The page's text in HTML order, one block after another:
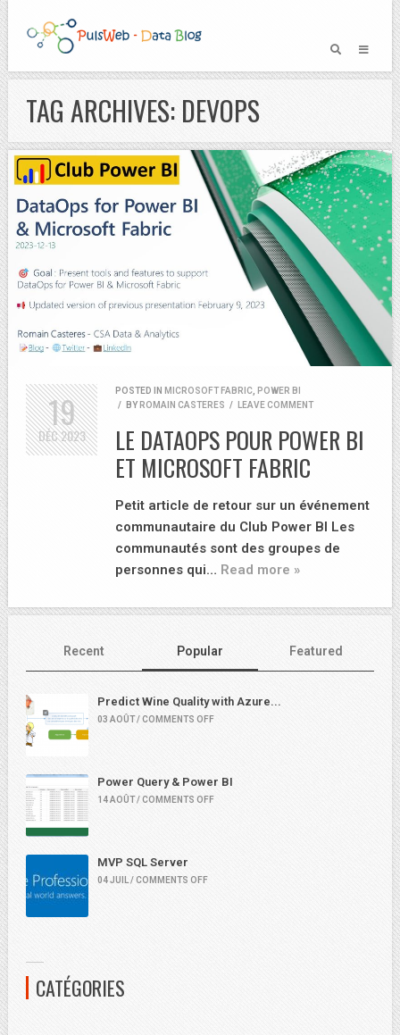
TAG ARCHIVES: DEVOPS
POSTED IN MICROSOFT FABRIC
POWER BI
/
BY ROMAIN CASTERES / LEAVE COMMENT
LE DATAOPS POUR POWER BI
ET MICROSOFT FABRIC
Petit article de retour sur un événement
communautaire du Club Power BI Les
communautés sont des groupes de
personnes qui… Read more »
19
DÉC2023
Recent Popular Featured
Predict Wine Quality with Azure...
03 AOÛT / COMMENTS OFF
Power Query & Power BI
14 AOÛT / COMMENTS OFF
MVP SQL Server
04 JUIL / COMMENTS OFF
CATÉGORIES